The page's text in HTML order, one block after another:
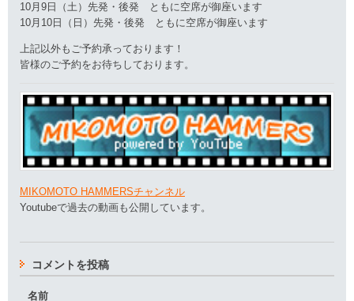
10月9日（土）先発・後発 ともに空席が御座います
10月10日（日）先発・後発 ともに空席が御座います
上記以外もご予約承っております！
皆様のご予約をお待ちしております。
MIKOMOTO HAMMERSチャンネル
Youtubeで過去の動画も公開しています。
コメントを投稿
名前